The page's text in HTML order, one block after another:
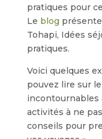
pratiques pour
Le blog
Tohapi, Idées
pratiques.
Voici quelques
pouvez lire sur
incontournables
activités à ne
conseils pour